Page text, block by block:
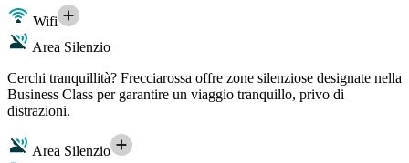
Wifi
Area Silenzio
Cerchi tranquillità? Frecciarossa offre zone silenziose designate nella
Business Class per garantire un viaggio tranquillo, privo di
distrazioni.
Area Silenzio